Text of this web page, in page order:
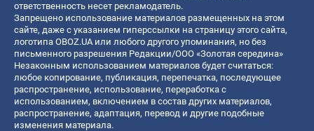
ответственность несет рекламодатель.
Запрещено использование материалов размещенных на этом
сайте, даже с указанием гиперссылки на страницу этого сайта,
логотипа OBOZ.UA или любого другого упоминания, но без
письменного разрешения Редакции/ООО «Золотая середина»
Незаконным использованием материалов будет считаться:
любое копирование, публикация, перепечатка, последующее
распространение, использование, переработка с
использованием, включением в состав других материалов,
распространение, адаптация, перевод и другие подобные
изменения материала.